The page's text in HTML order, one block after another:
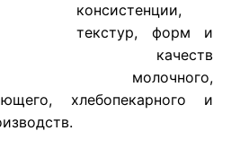
консистенции,
текстур, форм и
качеств
молочного,
хлебопекарного и